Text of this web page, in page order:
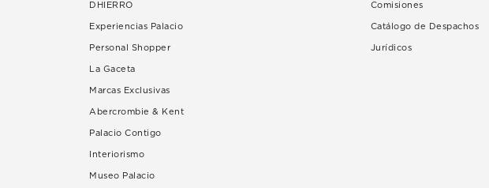
DHIERRO
Experiencias Palacio
Personal Shopper
La Gaceta
Marcas Exclusivas
Abercrombie & Kent
Palacio Contigo
Interiorismo
Museo Palacio
Comisiones
Catálogo de Despachos
Jurídicos